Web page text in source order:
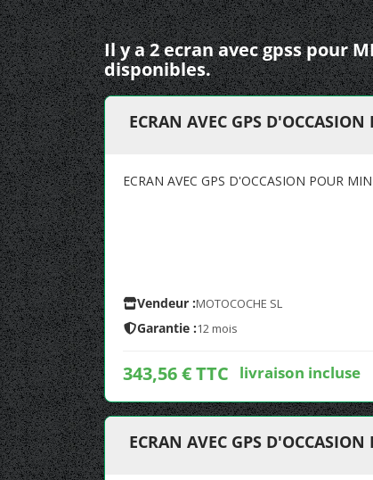
Il y a 2 ecran avec gpss pour
disponibles.
ECRAN AVEC GPS
ECRAN AVEC GPS D'OCCASION POUR
Vendeur :MOTOCOCHE SL
Garantie :12 mois
343,56 € TTC livraison incluse
ECRAN AVEC GPS